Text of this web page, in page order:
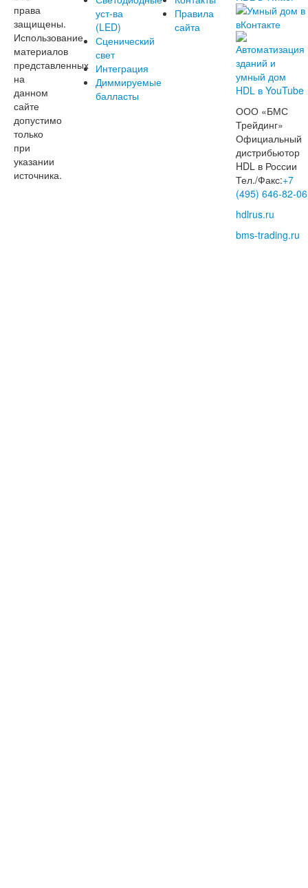
права
защищены.
Использование
материалов
представленных
на
данном
сайте
допустимо
только
при
указании
источника.
уст-ва
(LED)
Сценический
свет
Интеграция
Диммируемые
балласты
Правила
сайта
ООО «БМС
Трейдинг»
Официальный
дистрибьютор
HDL в России
Тел./Факс:+7
(495) 646-82-06
hdlrus.ru
bms-trading.ru